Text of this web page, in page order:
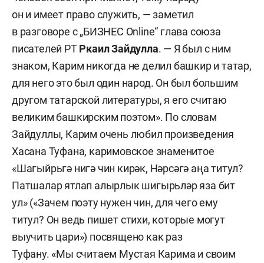
он и имеет право служить, — заметил
в разговоре с „БИЗНЕС Online“ глава союза
писателей РТРкаил Зайдулла. — Я был с ним
знаком, Карим никогда не делил башкир и татар,
для него это был один народ. Он был большим
другом татарской литературы, я его считаю
великим башкирским поэтом». По словам
Зайдуллы, Карим очень любил произведения
Хасана Туфана, каримовское знаменитое
«Шагыйрьгә нигә чин кирәк, Нәрсәгә аңа титул?
Патшалар ятлап алырлык шигырьләр яза бит
ул» («Зачем поэту нужен чин, для чего ему
титул? Он ведь пишет стихи, которые могут
выучить цари») посвящено как раз
Туфану. «Мы считаем Мустая Карима и своим